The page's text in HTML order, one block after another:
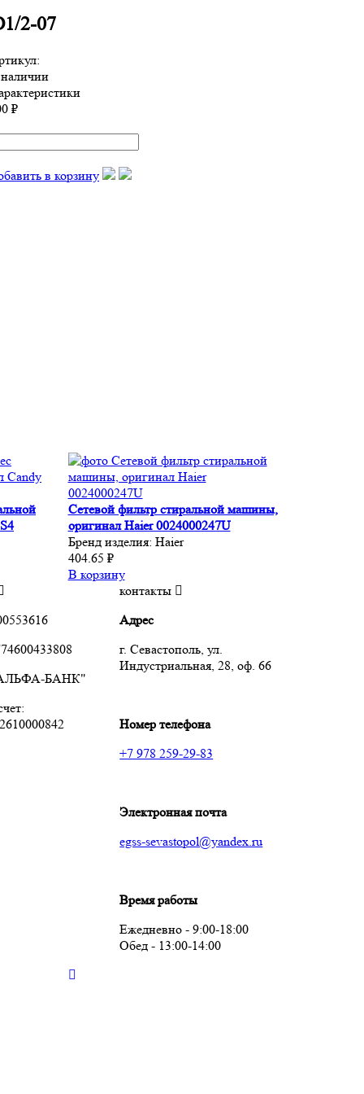
2-07
₽
в корзину
Сетевой фильтр стиральной машины,
оригинал Haier 0024000247U
Бренд изделия: Haier
404.65 ₽
В корзину
БАНК"
контакты
Адрес
г. Севастополь, ул.
Индустриальная, 28, оф. 66
Номер телефона
+7 978 259-29-83
Электронная почта
egss-sevastopol@yandex.ru
Время работы
Ежедневно - 9:00-18:00
Обед - 13:00-14:00